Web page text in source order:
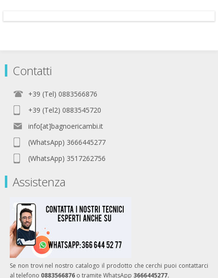
Contatti
+39 (Tel) 0883566876
+39 (Tel2) 0883545720
info[at]bagnoericambi.it
(WhatsApp) 3666445277
(WhatsApp) 3517262756
Assistenza
Se non trovi nel nostro catalogo il prodotto che cerchi puoi contattarci
al telefono 0883566876 o tramite WhatsApp 3666445277.